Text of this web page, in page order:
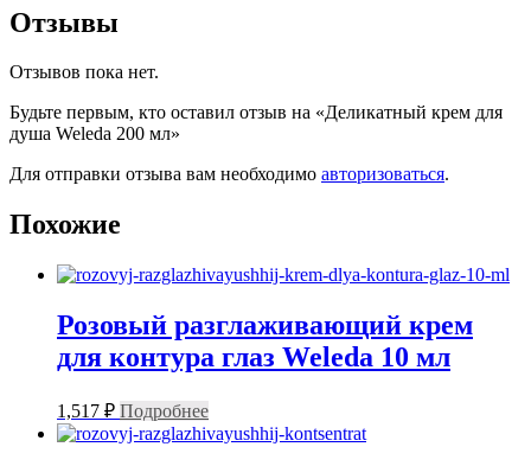
Отзывы
Отзывов пока нет.
Будьте первым, кто оставил отзыв на «Деликатный крем для
душа Weleda 200 мл»
Для отправки отзыва вам необходимо авторизоваться.
Похожие
Розовый разглаживающий крем
для контура глаз Weleda 10 мл
1,517 ₽ Подробнее